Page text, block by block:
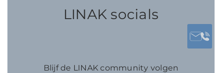
LINAK socials
Blijf de LINAK community volgen